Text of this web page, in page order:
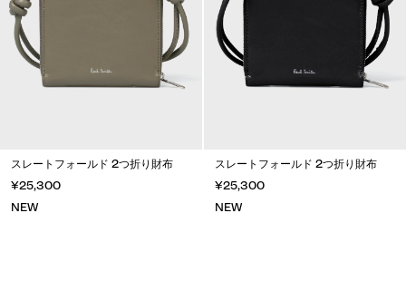
スレートフォールド 2つ折り財布
¥25,300
NEW
スレートフォールド 2つ折り財布
¥25,300
NEW